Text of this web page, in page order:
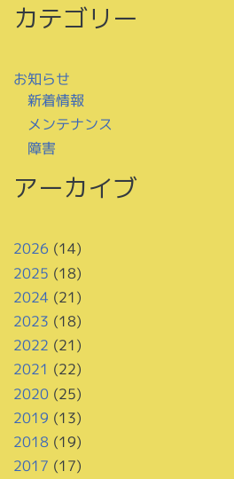
カテゴリー
お知らせ
新着情報
メンテナンス
障害
アーカイブ
2026 (14)
2025 (18)
2024 (21)
2023 (18)
2022 (21)
2021 (22)
2020(25)
2019 (13)
2018 (19)
2017 (17)